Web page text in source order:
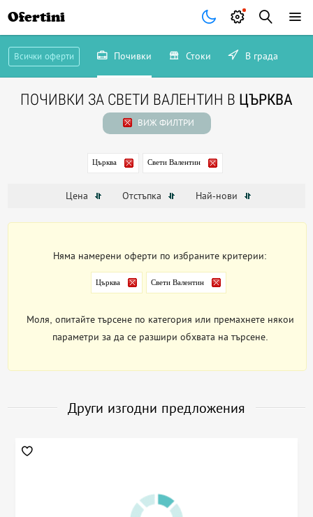
Ofertini
Всички оферти Почивки Стоки В града
ПОЧИВКИ ЗА СВЕТИ ВАЛЕНТИН В ЦЪРКВА
ВИЖ ФИЛТРИ
Църква Свети Валентин
Цена Отстъпка Най-нови
Няма намерени оферти по избраните критерии:
Църква Свети Валентин
Моля, опитайте търсене по категория или премахнете някои
параметри за да се разшири обхвата на търсене.
Други изгодни предложения